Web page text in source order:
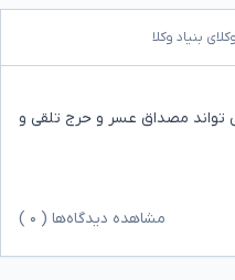
بنیاد وکلا
تواند مصداق عسر و حرج تلقی و
مشاهده دیدگاه‌ها ( ۰